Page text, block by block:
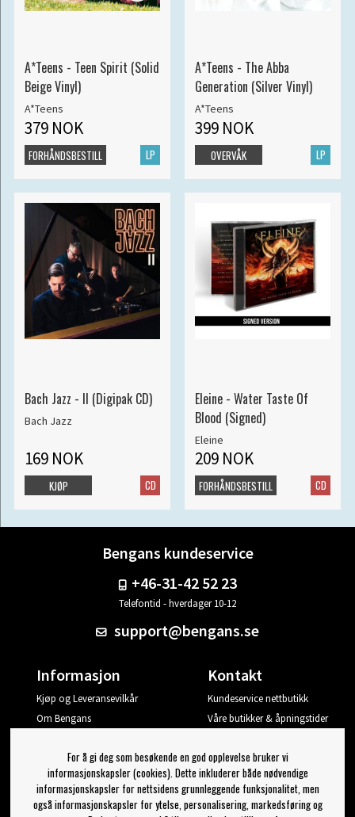
A*Teens - Teen Spirit (Solid
Beige Vinyl)
A*Teens
379 NOK
LP
FORHÅNDSBESTILL
A*Teens - The Abba
Generation (Silver Vinyl)
A*Teens
399 NOK
LP
OVERVÅK
Bach Jazz - II (Digipak CD)
Bach Jazz
169 NOK
CD
KJØP
Eleine - Water Taste Of
Blood (Signed)
Eleine
209 NOK
CD
FORHÅNDSBESTILL
Bengans kundeservice
+46-31-42 52 23
Telefontid - hverdager 10-12
support@bengans.se
Informasjon
Kjøp og Leveransevilkår
Om Bengans
Kontakt
Kundeservice nettbutikk
Våre butikker & åpningstider
Logg ut
Jeg vil ha tips fra Bengans
For å gi deg som besøkende en god opplevelse bruker vi
informasjonskapsler (cookies). Dette inkluderer både nødvendige
informasjonskapsler for nettsidens grunnleggende funksjonalitet, men
også informasjonskapsler for ytelse, personalisering, markedsføring og